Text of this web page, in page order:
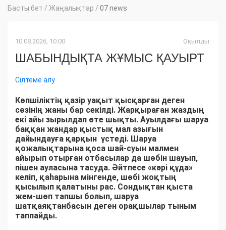
Басты бет / Жаңалықтар / 07 news
10.08.2026, 10:00 Оқылды:
ШАБЫНДЫҚТА ЖҰМЫС ҚАУЫРТ
Сілтеме алу
Көпшіліктің қазір уақыт қысқарған деген
сөзінің жаны бар секілді. Жарқыраған жаздың
екі айы зырылдап өте шықты. Ауылдағы шаруа
баққан жандар қыстық мал азығын
дайындауға қарқын үстеді. Шаруа
қожалықтарына қоса шай-суын малмен
айырып отырған отбасылар да шөбін шауып,
пішен ауласына тасуда. Әйтпесе «кәрі құда»
келіп, қаһарына мінгенде, шөбі жоқтың
қысылып қалатыны рас. Сондықтан қыста
жем-шөп тапшы болып, шаруа
шатқаяқтанбасын деген орақшылар тыным
таппайды.